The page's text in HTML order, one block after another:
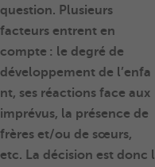
question. Plusieurs
facteurs entrent en
compte : le degré de
développement de l’enfa
nt, ses réactions face aux
imprévus, la présence de
frères et/ou de sœurs,
etc. La décision est donc l